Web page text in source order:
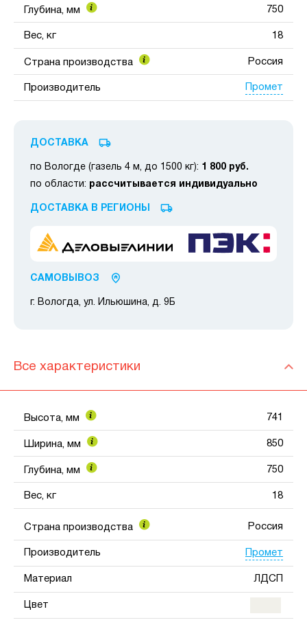
Глубина, мм 750
Вес, кг 18
Страна производства Россия
Производитель Промет
ДОСТАВКА
по Вологде (газель 4 м, до 1500 кг): 1 800 руб.
по области: рассчитывается индивидуально
ДОСТАВКА В РЕГИОНЫ
САМОВЫВОЗ
г. Вологда, ул. Ильюшина, д. 9Б
Все характеристики
Высота, мм 741
Ширина, мм 850
Глубина, мм 750
Вес, кг 18
Страна производства Россия
Производитель Промет
Материал ЛДСП
Цвет